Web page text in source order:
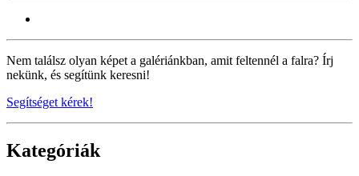
Nem találsz olyan képet a galériánkban, amit feltennél a falra? Írj
nekünk, és segítünk keresni!
Segítséget kérek!
Kategóriák